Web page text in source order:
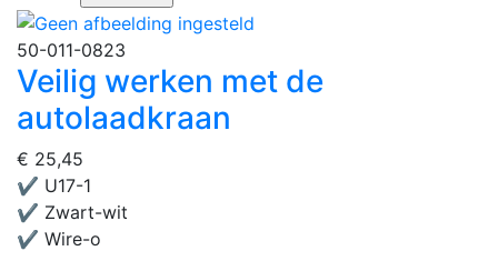
50-011-0823
Veilig werken met de
autolaadkraan
€ 25,45
✔ U17-1
✔ Zwart-wit
✔ Wire-o